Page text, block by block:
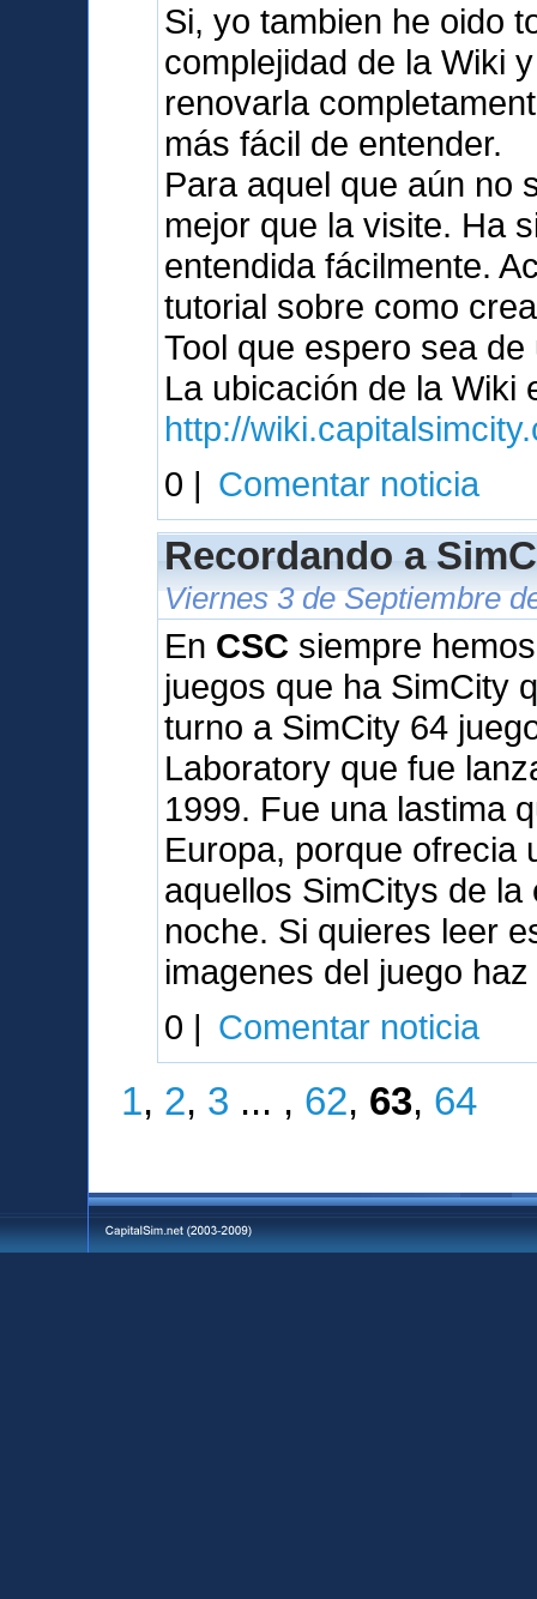
Si, yo tambien he oido
complejidad de la Wiki
renovarla
más fácil de entender.
Para aquel que aún no
mejor que la visite. Ha
entendida fácilmente.
tutorial sobre como
Tool que espero sea de
La ubicación de la Wiki
http://
0 | Comentar noticia
Recordando a
Viernes 3 de Septiembre
En CSC siempre
juegos que ha SimCity
turno a SimCity 64
Laboratory que fue
1999. Fue una lastima
Europa, porque ofrecia
aquellos SimCitys de
noche. Si quieres leer
imagenes del juego
0 | Comentar noticia
1, 2, 3 ... , 62, 63, 64